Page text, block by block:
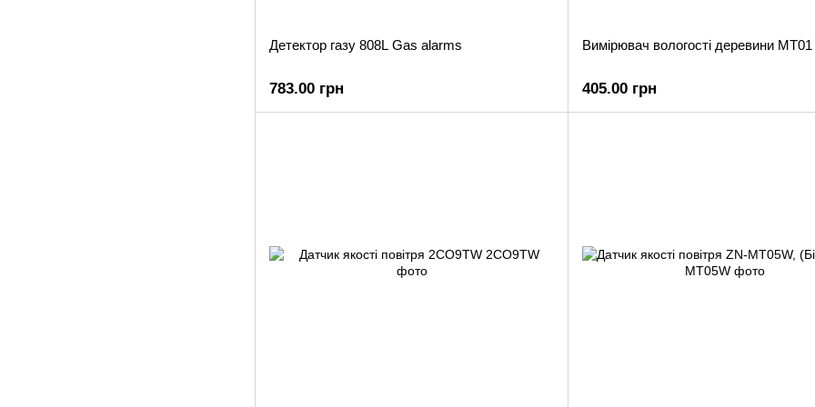
Детектор газу 808L Gas alarms
783.00 грн
Вимірювач вологості деревини MT01
405.00 грн